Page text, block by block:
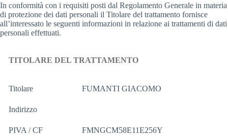
In conformità con i requisiti posti dal Regolamento Generale in materia
di protezione dei dati personali il Titolare del trattamento fornisce
all’interessato le seguenti informazioni in relazione ai trattamenti di dati
personali effettuati.
TITOLARE DEL TRATTAMENTO
Titolare FUMANTI GIACOMO
Indirizzo
PIVA / CF FMNGCM58E11E256Y